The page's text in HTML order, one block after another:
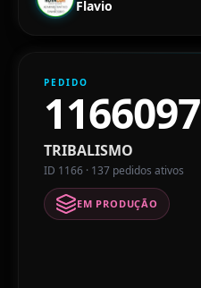
Flavio
PEDIDO
1166097
TRIBALISMO
ID 1166 · 137 pedidos ativos
EM PRODUÇÃO